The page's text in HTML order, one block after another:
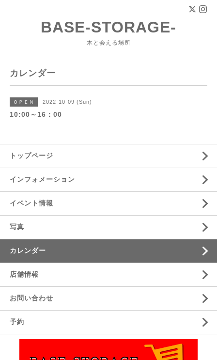
BASE-STORAGE-
木と会える場所
カレンダー
ＯＰＥＮ 2022-10-09 (Sun)
10:00～16：00
トップページ
インフォメーション
イベント情報
写真
カレンダー
店舗情報
お問い合わせ
予約